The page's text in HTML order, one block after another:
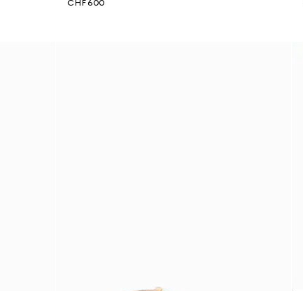
CHF 600